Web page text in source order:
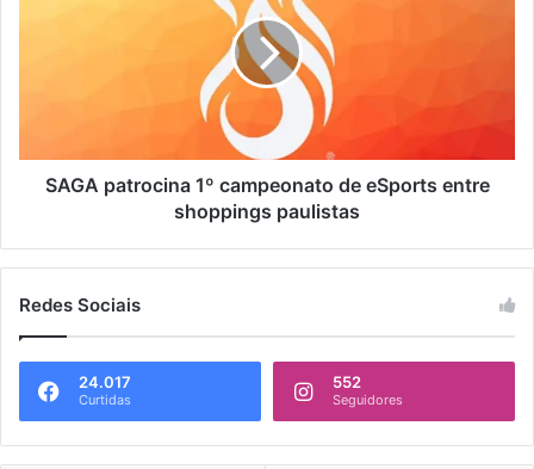
SAGA patrocina 1º campeonato de eSports entre
shoppings paulistas
Redes Sociais
24.017
Curtidas
552
Seguidores